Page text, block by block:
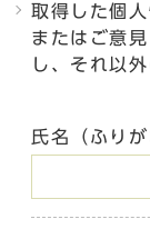
取得した個
またはご意
し、それ以
氏名（ふりが